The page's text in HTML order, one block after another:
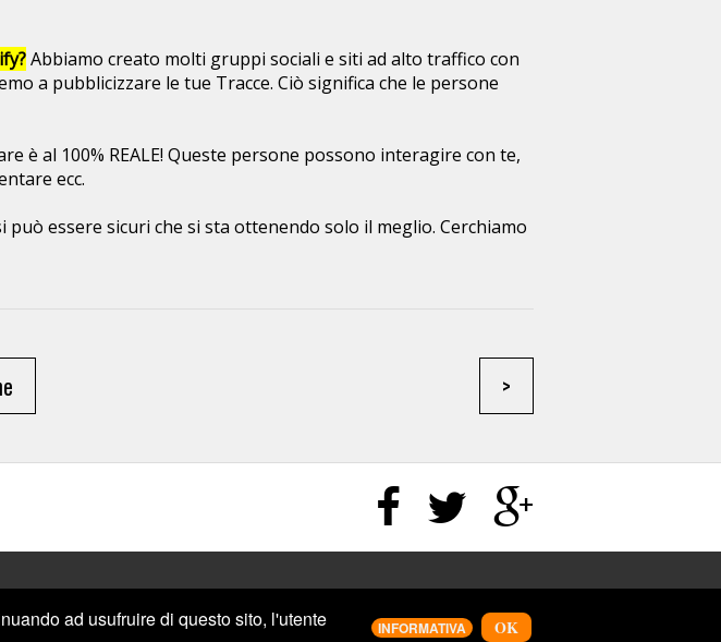
Abbiamo creato molti gruppi sociali e siti ad alto traffico con
a pubblicizzare le tue Tracce. Ciò significa che le persone
è al 100% REALE! Queste persone possono interagire con te,
ecc.
essere sicuri che si sta ottenendo solo il meglio. Cerchiamo
>
ad usufruire di questo sito, l'utente INFORMATIVA OK